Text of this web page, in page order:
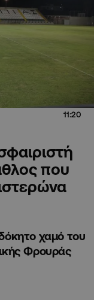
11:20
που
χαμό του
Φρουράς